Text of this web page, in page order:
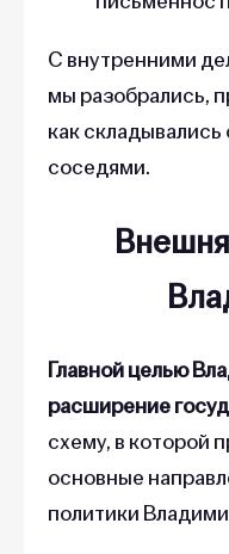
С внутренними
мы разобрались,
как
соседями.
Главной целью
расширение
схему, в которой
основные
политики